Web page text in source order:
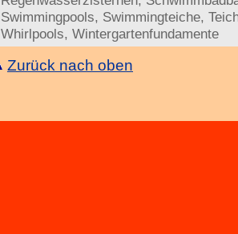
Swimmingpools, Swimmingteiche,
Whirlpools, Wintergartenfundamente
Zurück nach oben